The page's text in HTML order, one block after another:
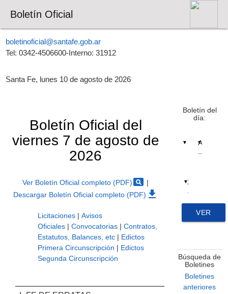
Boletín Oficial
boletinoficial@santafe.gob.ar
Tel: 0342-4506600-Interno: 31912
Santa Fe, lunes 10 de agosto de 2026
Boletín Oficial del
viernes 7 de agosto de
2026
Ver Boletín Oficial completo (PDF)pageview |
Descargar Boletín Oficial completo (PDF) file_download
Licitaciones| Avisos
Oficiales| Convocatorias| Contratos,
Estatutos, Balances, etc| Edictos
Primera Circunscripción | Edictos
Segunda Circunscripción
Boletín del
día:
▼ ▼
▼
VER
Búsqueda de
Boletines
Boletines
anteriores